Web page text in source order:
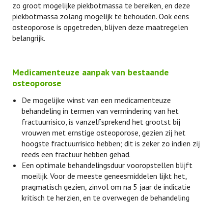
zo groot mogelijke piekbotmassa te bereiken, en deze
piekbotmassa zolang mogelijk te behouden. Ook eens
osteoporose is opgetreden, blijven deze maatregelen
belangrijk.
Medicamenteuze aanpak van bestaande
osteoporose
De mogelijke winst van een medicamenteuze
behandeling in termen van vermindering van het
fractuurrisico, is vanzelfsprekend het grootst bij
vrouwen met ernstige osteoporose, gezien zij het
hoogste fractuurrisico hebben; dit is zeker zo indien zij
reeds een fractuur hebben gehad.
Een optimale behandelingsduur vooropstellen blijft
moeilijk. Voor de meeste geneesmiddelen lijkt het,
pragmatisch gezien, zinvol om na 5 jaar de indicatie
kritisch te herzien, en te overwegen de behandeling